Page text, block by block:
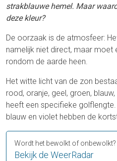
strakblauwe hemel. Maar
deze kleur?
De oorzaak is de atmosfeer:
namelijk niet direct, maar moet
rondom de aarde heen.
Het witte licht van de zon
rood, oranje, geel, groen,
heeft een specifieke
blauw en violet hebben de
Bekijk de WeerRadar
Wordt het bewolkt of onbewolkt?